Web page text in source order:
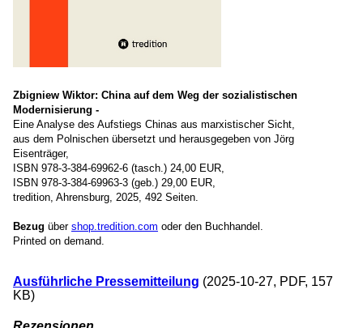
Zbigniew Wiktor: China auf dem Weg der sozialistischen
Modernisierung -
Eine Analyse des Aufstiegs Chinas aus marxistischer Sicht,
aus dem Polnischen übersetzt und herausgegeben von Jörg
Eisenträger,
ISBN 978-3-384-69962-6 (tasch.) 24,00 EUR,
ISBN 978-3-384-69963-3 (geb.) 29,00 EUR,
tredition, Ahrensburg, 2025, 492 Seiten.
Bezug über shop.tredition.com oder den Buchhandel.
Printed on demand.
Ausführliche Pressemitteilung (2025-10-27, PDF, 157
KB)